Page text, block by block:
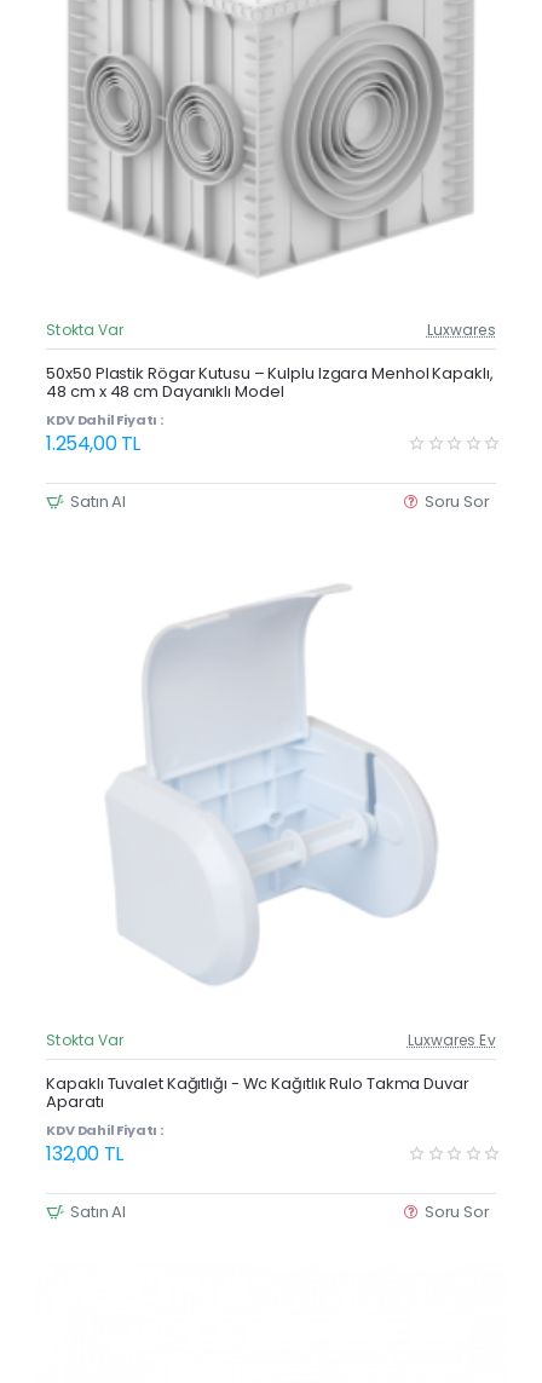
Güncel Fiyat
Yeni Ürün
Stokta Var Luxwares
50x50 Plastik Rögar Kutusu – Kulplu Izgara Menhol Kapaklı,
48 cm x 48 cm Dayanıklı Model
KDV Dahil Fiyatı :
1.254,00 TL
Satın Al Soru Sor
Güncel Fiyat
Yeni Ürün
Stokta Var Luxwares Ev
Kapaklı Tuvalet Kağıtlığı - Wc Kağıtlık Rulo Takma Duvar
Aparatı
KDV Dahil Fiyatı :
132,00 TL
Satın Al Soru Sor